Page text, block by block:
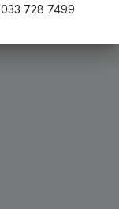
033 728 7499